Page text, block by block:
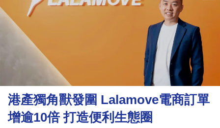
題
理
財
商
港產獨角獸發圍 Lalamove電商訂單
增逾10倍 打造便利生態圈